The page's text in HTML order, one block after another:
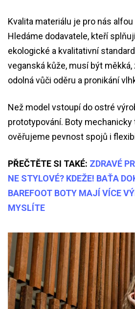
Kvalita materiálu je pro nás alfou
Hledáme dodavatele, kteří
ekologické a kvalitativní
veganská kůže, musí být měkká,
odolná vůči oděru a pronikání
Než model vstoupí do ostré
prototypování. Boty
ověřujeme pevnost spojů i
PŘEČTĚTE SI TAKÉ: ZDRAVÉ
NE STYLOVÉ? KDEŽE! BAŤA
BAREFOOT BOTY MAJÍ VÍCE
MYSLÍTE